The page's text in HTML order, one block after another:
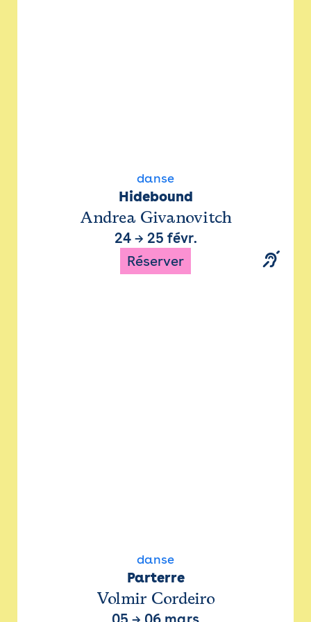
danse
Hidebound
Andrea Givanovitch
24→ 25 févr.
Réserver
danse
Parterre
Volmir Cordeiro